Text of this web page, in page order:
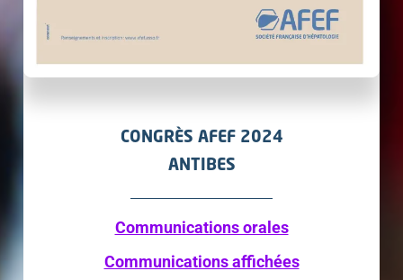
CONGRÈS AFEF 2024
ANTIBES
Communications orales
Communications affichées